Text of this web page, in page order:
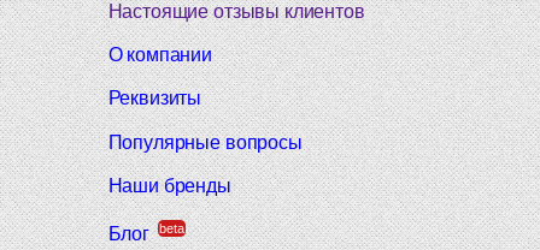
Настоящие отзывы клиентов
О компании
Реквизиты
Популярные вопросы
Наши бренды
Блог beta